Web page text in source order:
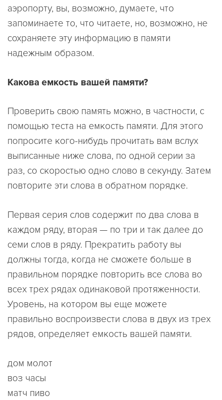
аэропорту, вы, возможно, думаете, что
запоминаете то, что читаете, но, возможно, не
сохраняете эту информацию в памяти
надежным образом.
Какова емкость вашей памяти?
Проверить свою память можно, в частности, с
помощью теста на емкость памяти. Для этого
попросите кого-нибудь прочитать вам вслух
выписанные ниже слова, по одной серии за
раз, со скоростью одно слово в секунду. Затем
повторите эти слова в обратном порядке.
Первая серия слов содержит по два слова в
каждом ряду, вторая — по три и так далее до
семи слов в ряду. Прекратить работу вы
должны тогда, когда не сможете больше в
правильном порядке повторить все слова во
всех трех рядах одинаковой протяженности.
Уровень, на котором вы еще можете
правильно воспроизвести слова в двух из трех
рядов, определяет емкость вашей памяти.
дом молот
воз часы
матч пиво